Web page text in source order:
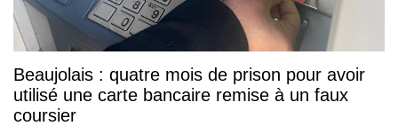
Beaujolais : quatre mois de prison pour avoir
utilisé une carte bancaire remise à un faux
coursier